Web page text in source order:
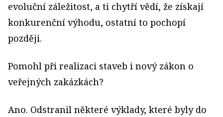
evoluční záležitost, a ti chytří vědí, že získají
konkurenční výhodu, ostatní to pochopí
později.
Pomohl při realizaci staveb i nový zákon o
veřejných zakázkách?
Ano. Odstranil některé výklady, které byly do